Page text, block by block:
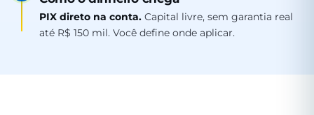
PIX direto na conta. Capital livre, sem garantia real
até R$ 150 mil. Você define onde aplicar.